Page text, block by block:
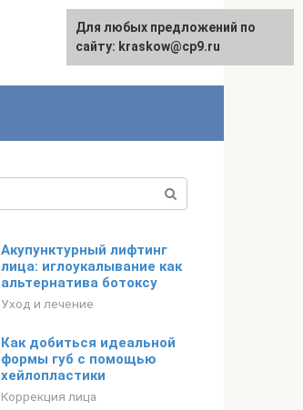
Акупунктурный лифтинг
лица: иглоукалывание как
альтернатива ботоксу
Уход и лечение
Как добиться идеальной
формы губ с помощью
хейлопластики
Коррекция лица
Для любых предложений по
сайту: kraskow@cp9.ru